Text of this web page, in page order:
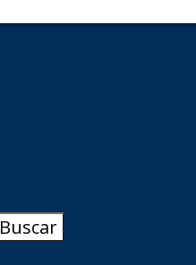
Buscar